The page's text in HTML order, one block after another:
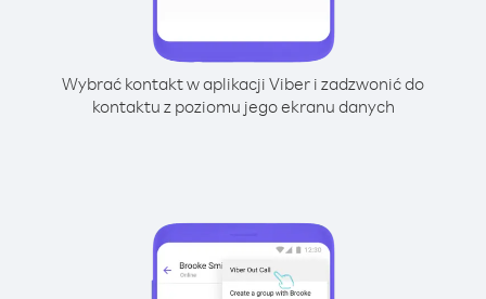
Wybrać kontakt w aplikacji Viber i zadzwonić do
kontaktu z poziomu jego ekranu danych